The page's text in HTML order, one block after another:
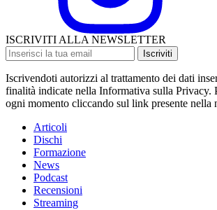
ISCRIVITI ALLA NEWSLETTER
Iscriviti
Iscrivendoti autorizzi al trattamento dei dati
finalità indicate nella Informativa sulla Privacy.
ogni momento cliccando sul link presente nella
Articoli
Dischi
Formazione
News
Podcast
Recensioni
Streaming